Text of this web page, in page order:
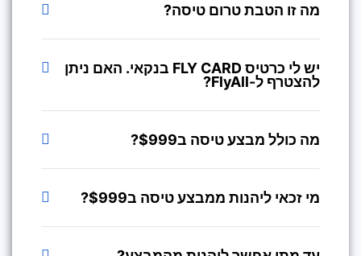
מה זו הטבת טרום טיסה?
יש לי כרטיס FLY CARD בנקאי. האם ניתן
להצטרף ל-FlyAll?
מה כולל מבצע טיסה ב$999?
מי זכאי ליהנות ממבצע טיסה ב$999?